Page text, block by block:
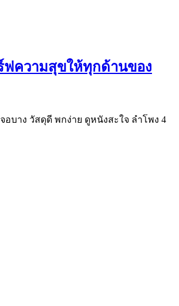
ร์ฟความสุขให้ทุกด้านของ
บาง วัสดุดี พกง่าย ดูหนังสะใจ ลำโพง 4